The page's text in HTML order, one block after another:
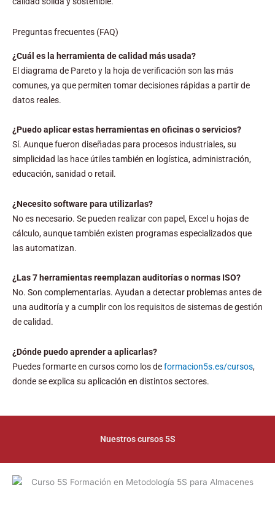
Preguntas frecuentes (FAQ)
¿Cuál es la herramienta de calidad más usada?
El diagrama de Pareto y la hoja de verificación son las más
comunes, ya que permiten tomar decisiones rápidas a partir de
datos reales.
¿Puedo aplicar estas herramientas en oficinas o servicios?
Sí. Aunque fueron diseñadas para procesos industriales, su
simplicidad las hace útiles también en logística, administración,
educación, sanidad o retail.
¿Necesito software para utilizarlas?
No es necesario. Se pueden realizar con papel, Excel u hojas de
cálculo, aunque también existen programas especializados que
las automatizan.
¿Las 7 herramientas reemplazan auditorías o normas ISO?
No. Son complementarias. Ayudan a detectar problemas antes de
una auditoría y a cumplir con los requisitos de sistemas de gestión
de calidad.
¿Dónde puedo aprender a aplicarlas?
Puedes formarte en cursos como los deformacion5s.es/cursos,
donde se explica su aplicación en distintos sectores.
Nuestros cursos 5S